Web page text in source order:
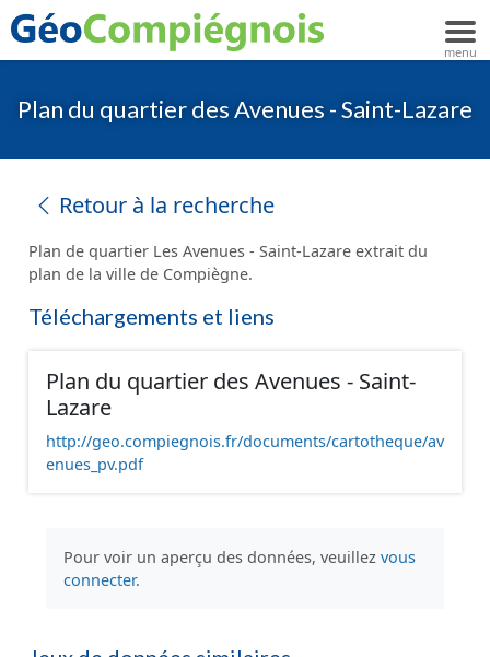
Plan du quartier des Avenues - Saint-Lazare
Retour à la recherche
Plan de quartier Les Avenues - Saint-Lazare extrait du
plan de la ville de Compiègne.
Téléchargements et liens
Plan du quartier des Avenues - Saint-
Lazare
http://geo.compiegnois.fr/documents/cartotheque/av
enues_pv.pdf
Pour voir un aperçu des données, veuillez vous
connecter.